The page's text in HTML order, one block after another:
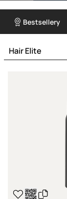
Bestsellery
Hair Elite